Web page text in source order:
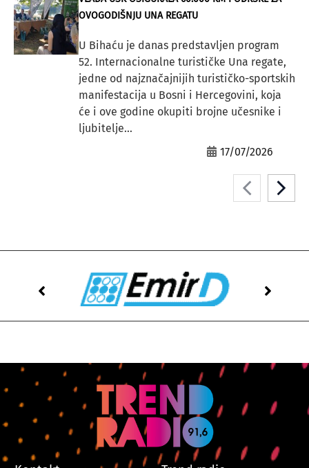
OVOGODIŠNJU UNA REGATU
U Bihaću je danas predstavljen program
52. Internacionalne turističke Una regate,
jedne od najznačajnijih turističko-sportskih
manifestacija u Bosni i Hercegovini, koja
će i ove godine okupiti brojne učesnike i
ljubitelje...
17/07/2026